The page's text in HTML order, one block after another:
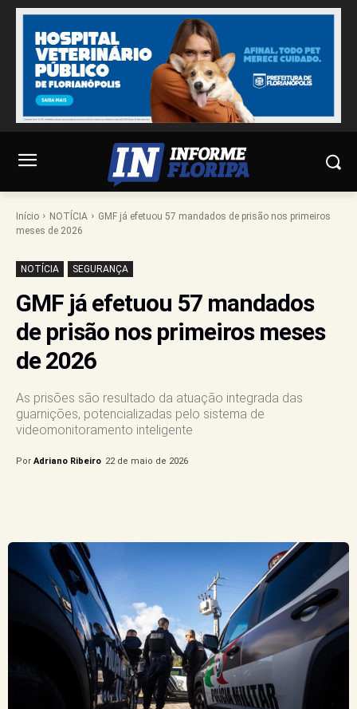
Início NOTÍCIA
GMF já efetuou 57 mandados de prisão nos primeiros
meses de 2026
NOTÍCIA SEGURANÇA
GMF já efetuou 57 mandados
de prisão nos primeiros meses
de 2026
As prisões são resultado da atuação integrada das
guarnições, potencializadas pelo sistema de
videomonitoramento inteligente
Por Adriano Ribeiro 22 de maio de 2026